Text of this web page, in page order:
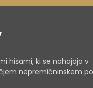
hišami, ki se nahajajo v
nepremičninskem